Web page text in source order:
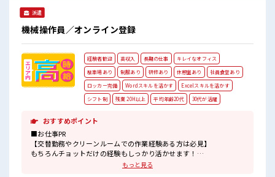
#ryo
未経験でも安心な就業環境！ 社内設備もバッチリ★ 売店・食
堂・休憩室・ロッカー・自販機・喫煙所・スポットクーラー
あり♪ #ryo
派遣
機械操作員／オンライン登録
経験者歓迎 高収入 長期の仕事
キレイなオフィス
駐車場あり
制服あり 研修あり 休憩室あり
社員食堂あり
ロッカー完備
Wordスキルを活かす
Excelスキルを活かす
シフト制
残業 20H以上 平均年齢20代 30代が活躍
おすすめポイント
■お仕事PR
【交替勤務やクリーンルームでの作業経験ある方は必見】
もちろんチョットだけの経験もしっかり活かせます！
ブランクある方も気軽に応募OK。もっと見る